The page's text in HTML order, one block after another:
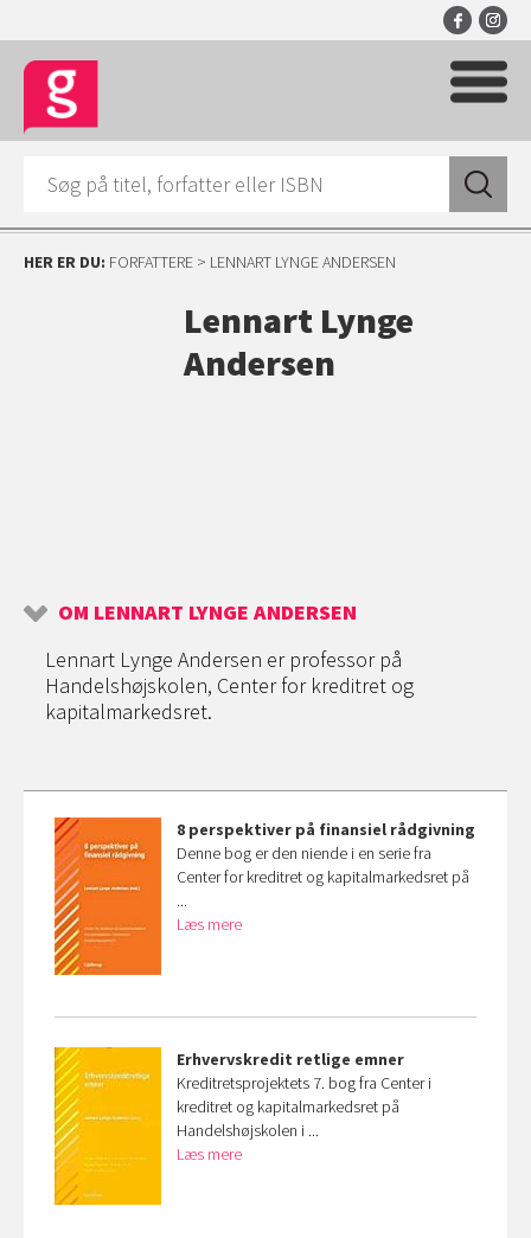
HER ER DU: FORFATTERE > LENNART LYNGE ANDERSEN
Lennart Lynge
Andersen
OM LENNART LYNGE ANDERSEN
Lennart Lynge Andersen er professor på
Handelshøjskolen, Center for kreditret og
kapitalmarkedsret.
8 perspektiver på finansiel rådgivning
Denne bog er den niende i en serie fra
Center for kreditret og kapitalmarkedsret på
...
Læs mere
Erhvervskredit retlige emner
Kreditretsprojektets 7. bog fra Center i
kreditret og kapitalmarkedsret på
Handelshøjskolen i ...
Læs mere